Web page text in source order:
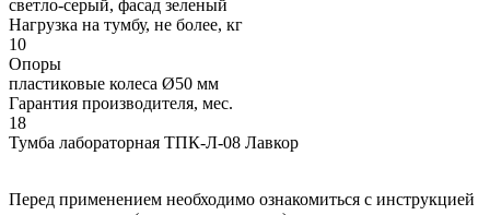
светло-серый, фасад зеленый
Нагрузка на тумбу, не более, кг
10
Опоры
пластиковые колеса Ø50 мм
Гарантия производителя, мес.
18
Тумба лабораторная ТПК-Л-08 Лавкор
Перед применением необходимо ознакомиться с инструкцией